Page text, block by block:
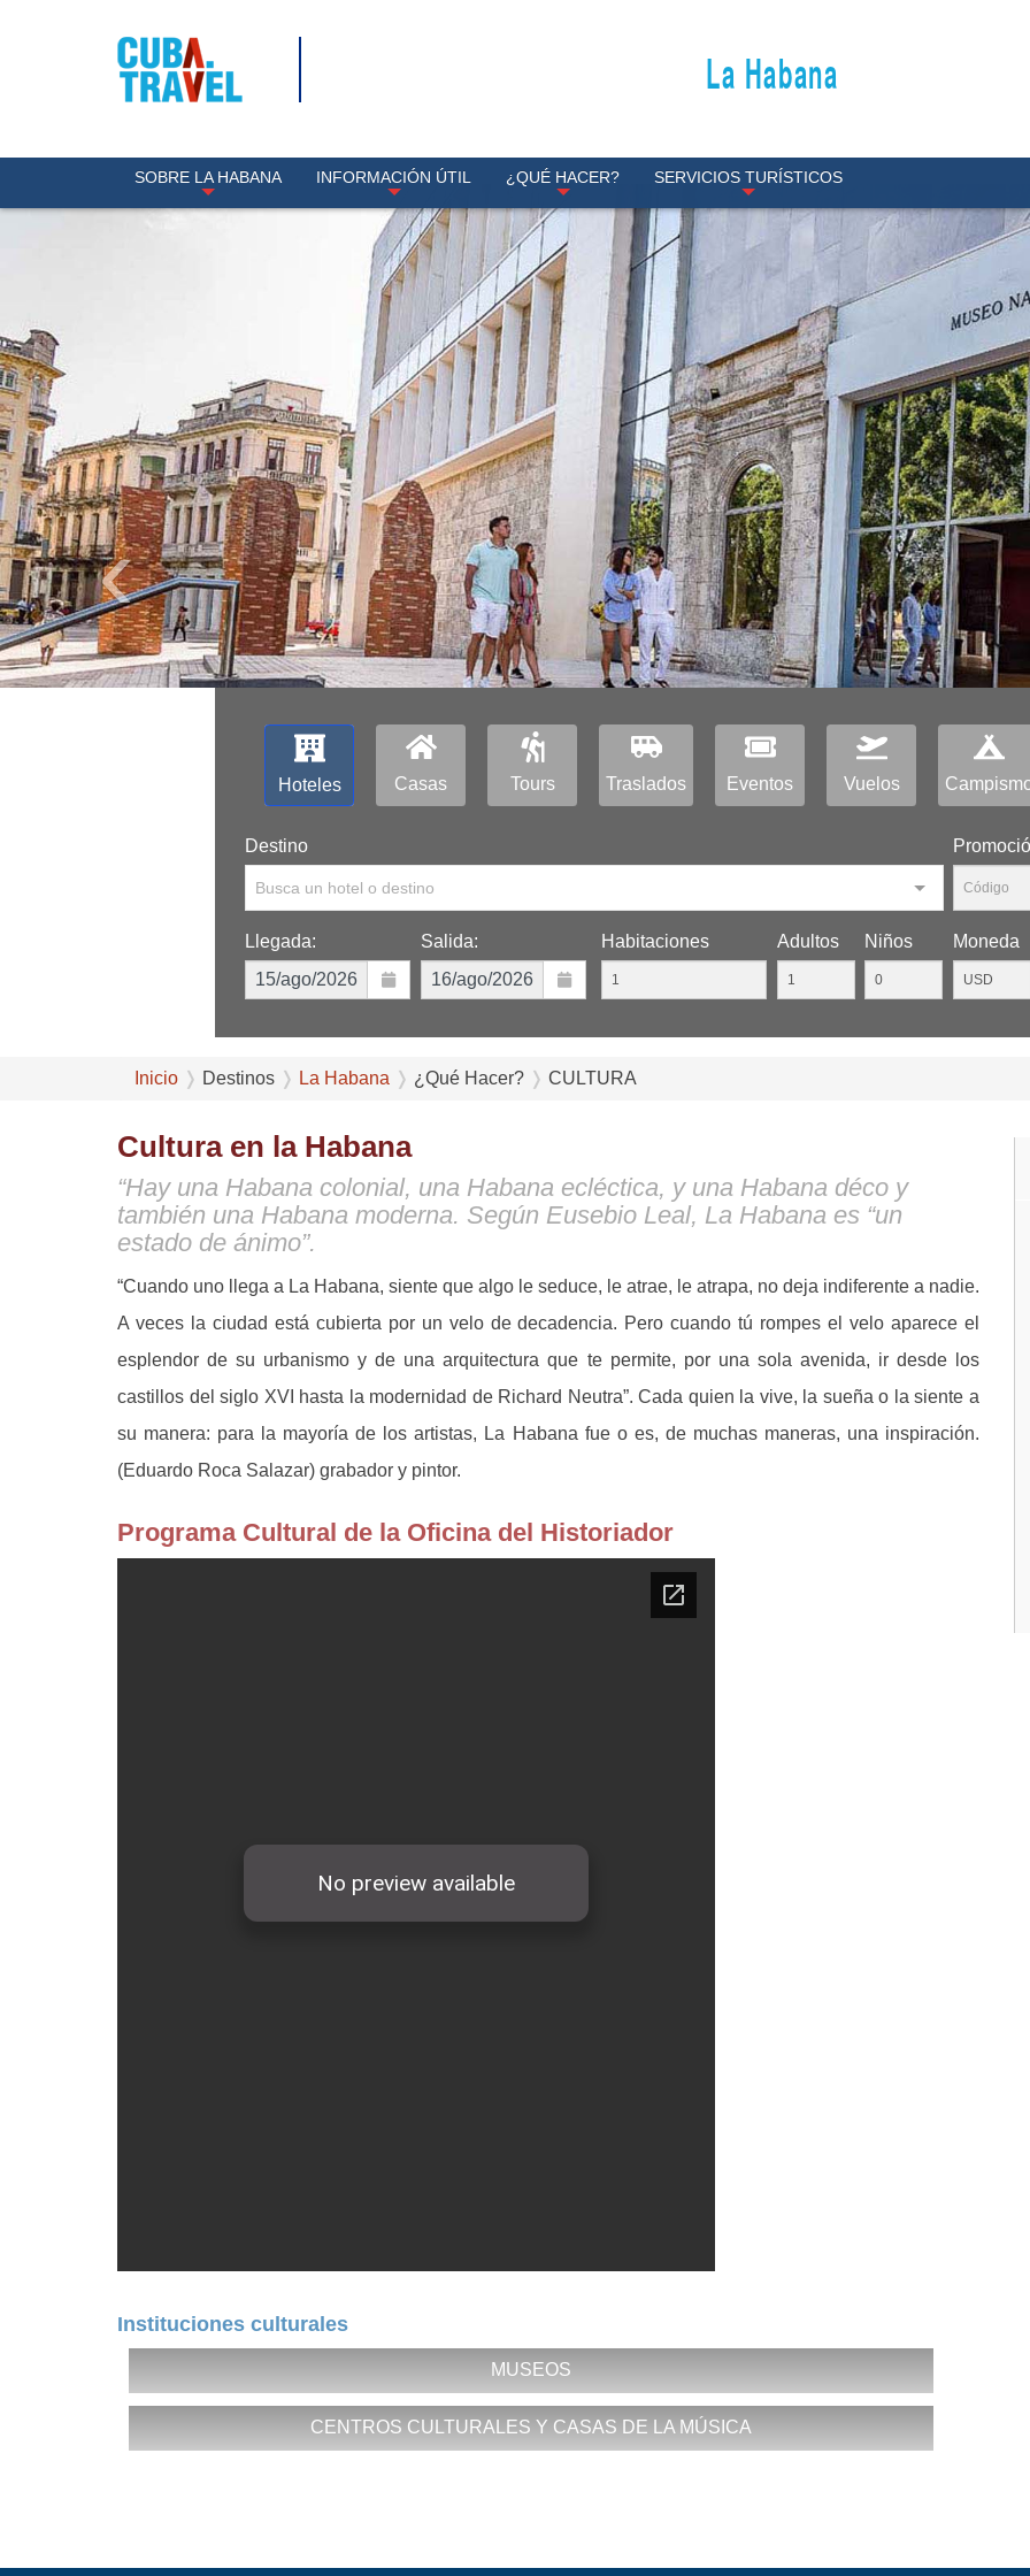
La Habana
SOBRE LA HABANA INFORMACIÓN ÚTIL ¿QUÉ HACER? SERVICIOS TURÍSTICOS
‹
Hoteles Casas Tours Traslados Eventos Vuelos
Destino
Busca un hotel o destino
Llegada: Salida: Habitaciones Adultos Niños Moneda
Inicio Destinos La Habana ¿Qué Hacer? CULTURA
Cultura en la Habana
“Hay una Habana colonial, una Habana ecléctica, y una Habana déco y
también una Habana moderna. Según Eusebio Leal, La Habana es “un
estado de ánimo”.
“Cuando uno llega a La Habana, siente que algo le seduce, le atrae, le atrapa, no deja indiferente a nadie.
A veces la ciudad está cubierta por un velo de decadencia. Pero cuando tú rompes el velo aparece el
esplendor de su urbanismo y de una arquitectura que te permite, por una sola avenida, ir desde los
castillos del siglo XVI hasta la modernidad de Richard Neutra”. Cada quien la vive, la sueña o la siente a
su manera: para la mayoría de los artistas, La Habana fue o es, de muchas maneras, una inspiración.
(Eduardo Roca Salazar) grabador y pintor.
Programa Cultural de la Oficina del Historiador
Instituciones culturales
MUSEOS
http://habanacultural.ohc.cu/?page_id=103
CENTROS CULTURALES Y CASAS DE LA MÚSICA
Teléfono(s): 204 0447, 202 6147